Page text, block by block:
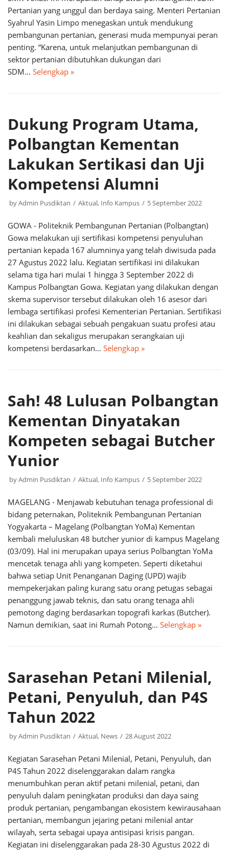
Pertanian yang unggul dan berdaya saing. Menteri Pertanian
Syahrul Yasin Limpo menegaskan untuk mendukung
pembangunan pertanian, generasi muda mempunyai peran
penting. “Karena, untuk melanjutkan pembangunan di
sektor pertanian dibutuhkan dukungan dari
SDM… Selengkap »
Dukung Program Utama,
Polbangtan Kementan
Lakukan Sertikasi dan Uji
Kompetensi Alumni
byAdmin Pusdiktan Aktual, Info Kampus 5 September 2022
GOWA - Politeknik Pembangunan Pertanian (Polbangtan)
Gowa melakukan uji sertifikasi kompetensi penyuluhan
pertanian kepada 167 alumninya yang telah diwisuda pada
27 Agustus 2022 lalu. Kegiatan sertifikasi ini dilakukan
selama tiga hari mulai 1 hingga 3 September 2022 di
Kampus Polbangtan Gowa. Kegiatan yang dilakukan dengan
skema supervisor tersebut dilakukan oleh 16 asesor dari
lembaga sertifikasi profesi Kementerian Pertanian. Sertifikasi
ini dilakukan sebagai sebuah pengakuan suatu profesi atau
keahlian dan sekaligus merupakan serangkaian uji
kompetensi berdasarkan… Selengkap »
Sah! 48 Lulusan Polbangtan
Kementan Dinyatakan
Kompeten sebagai Butcher
Yunior
byAdmin Pusdiktan Aktual, Info Kampus 5 September 2022
MAGELANG - Menjawab kebutuhan tenaga professional di
bidang peternakan, Politeknik Pembangunan Pertanian
Yogyakarta – Magelang (Polbangtan YoMa) Kementan
kembali meluluskan 48 butcher yunior di kampus Magelang
(03/09). Hal ini merupakan upaya serius Polbangtan YoMa
mencetak tenaga ahli yang kompeten. Seperti diketahui
bahwa setiap Unit Penanganan Daging (UPD) wajib
mempekerjakan paling kurang satu orang petugas sebagai
penanggung jawab teknis, dan satu orang tenaga ahli
pemotong daging berdasarkan topografi karkas (Butcher).
Namun demikian, saat ini Rumah Potong… Selengkap »
Sarasehan Petani Milenial,
Petani, Penyuluh, dan P4S
Tahun 2022
byAdmin Pusdiktan Aktual, News 28 August 2022
Kegiatan Sarasehan Petani Milenial, Petani, Penyuluh, dan
P4S Tahun 2022 diselenggarakan dalam rangka
menumbuhkan peran aktif petani milenial, petani, dan
penyuluh dalam peningkatan produksi dan daya saing
produk pertanian, pengambangan ekosistem kewirausahaan
pertanian, membangun jejaring petani milenial antar
wilayah, serta sebagai upaya antisipasi krisis pangan.
Kegiatan ini diselenggarakan pada 28-30 Agustus 2022 di